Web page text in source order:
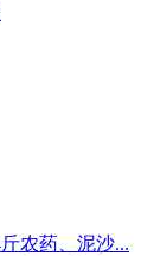
农药、泥沙...